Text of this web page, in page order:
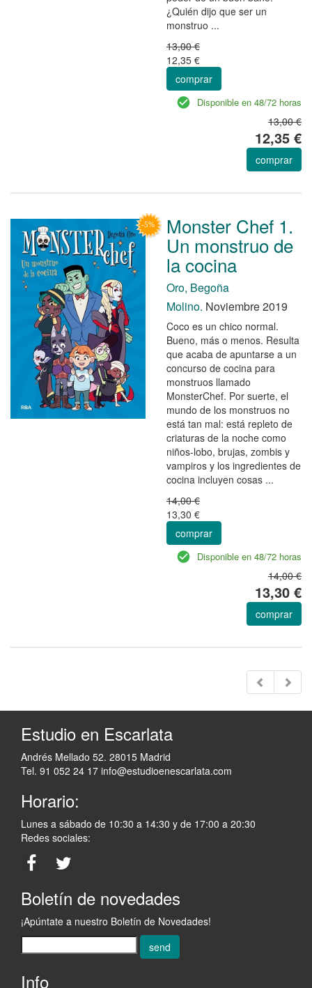
¿Quién dijo que ser un
monstruo ...
13,00 €
12,35 €
comprar
Disponible en 48/72 horas
13,00 €
12,35 €
comprar
Monster Chef 1.
Un monstruo de
la cocina
Oro, Begoña
Molino. Noviembre 2019
Coco es un chico normal.
Bueno, más o menos. Resulta
que acaba de apuntarse a un
concurso de cocina para
monstruos llamado
MonsterChef. Por suerte, el
mundo de los monstruos no
está tan mal: está repleto de
criaturas de la noche como
niños-lobo, brujas, zombis y
vampiros y los ingredientes de
cocina incluyen cosas ...
14,00 €
13,30 €
comprar
Disponible en 48/72 horas
14,00 €
13,30 €
comprar
Estudio en Escarlata
Andrés Mellado 52. 28015 Madrid
Tel. 91 052 24 17 info@estudioenescarlata.com
Horario:
Lunes a sábado de 10:30 a 14:30 y de 17:00 a 20:30
Redes sociales:
Boletín de novedades
¡Apúntate a nuestro Boletín de Novedades!
send
Info